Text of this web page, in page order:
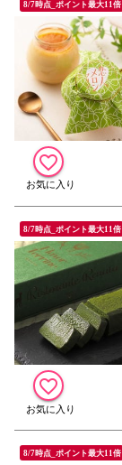
8/7時点_ポイント最大11倍
8/7時点_ポイント最大11倍
8/7時点_ポイント最大11倍